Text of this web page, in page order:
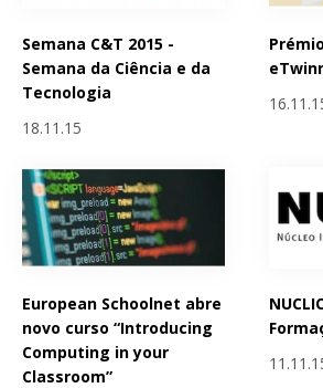
Semana C&T 2015 -
Semana da Ciência e da
Tecnologia
18.11.15
European Schoolnet abre
novo curso “Introducing
Computing in your
Classroom”